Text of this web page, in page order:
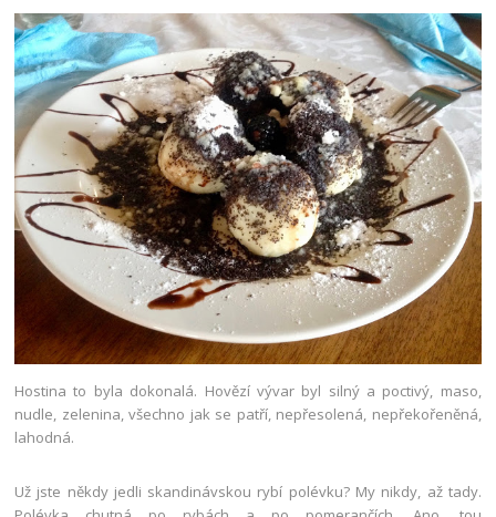
Hostina to byla dokonalá. Hovězí vývar byl silný a poctivý, maso,
nudle, zelenina, všechno jak se patří, nepřesolená, nepřekořeněná,
lahodná.
Už jste někdy jedli skandinávskou rybí polévku? My nikdy, až tady.